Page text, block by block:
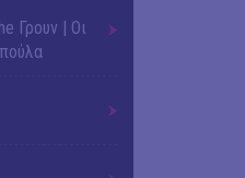
Γρουν | Οι